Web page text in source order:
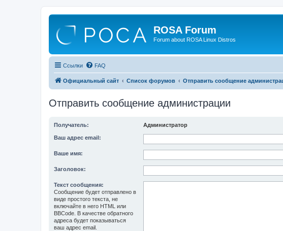
ROSA Forum
Forum about ROSA Linux Distros
Ссылки FAQ
Официальный сайт Список форумов Отправить сообщение
Отправить сообщение администрации
Получатель: Администратор
Ваш адрес email:
Ваше имя:
Заголовок:
Текст сообщения:
Сообщение будет отправлено в
виде простого текста, не
включайте в него HTML или
BBCode. В качестве обратного
адреса будет показываться
ваш адрес email.